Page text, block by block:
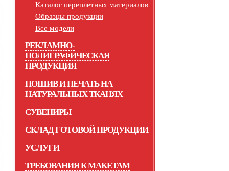
Каталог переплетных материалов
Образцы продукции
Все модели
РЕКЛАМНО-
ПОЛИГРАФИЧЕСКАЯ
ПРОДУКЦИЯ
ПОШИВ И ПЕЧАТЬ НА
НАТУРАЛЬНЫХ ТКАНЯХ
СУВЕНИРЫ
СКЛАД ГОТОВОЙ ПРОДУКЦИИ
УСЛУГИ
ТРЕБОВАНИЯ К МАКЕТАМ